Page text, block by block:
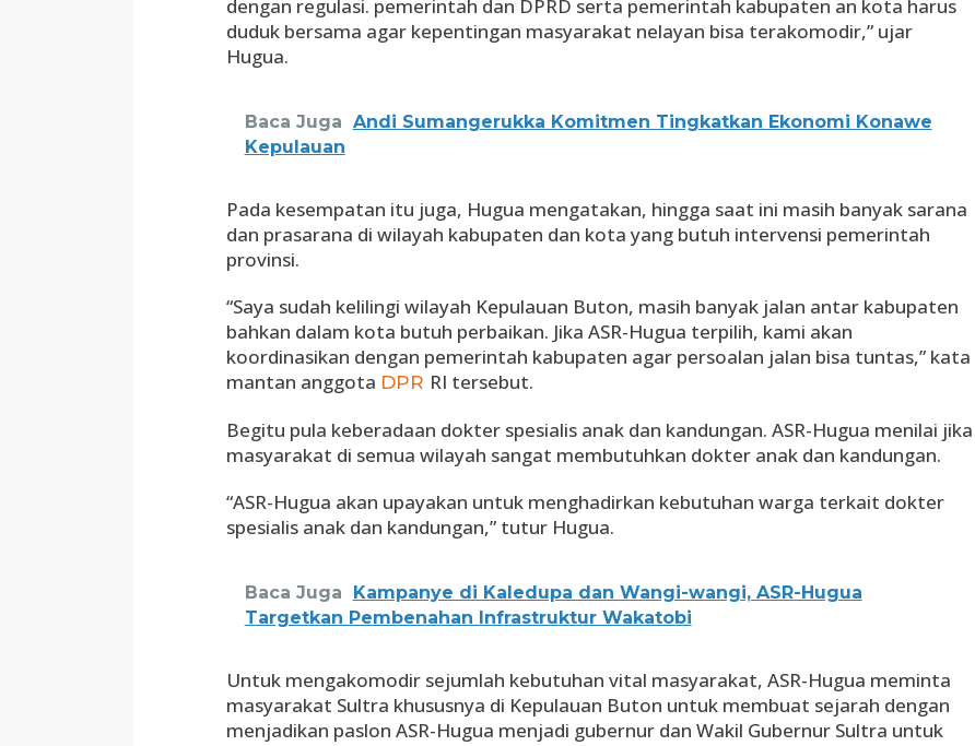
dengan regulasi. pemerintah dan DPRD serta pemerintah kabupaten an kota harus
duduk bersama agar kepentingan masyarakat nelayan bisa terakomodir,” ujar
Hugua.
Baca Juga Andi Sumangerukka Komitmen Tingkatkan Ekonomi Konawe
Kepulauan
Pada kesempatan itu juga, Hugua mengatakan, hingga saat ini masih banyak sarana
dan prasarana di wilayah kabupaten dan kota yang butuh intervensi pemerintah
provinsi.
“Saya sudah kelilingi wilayah Kepulauan Buton, masih banyak jalan antar kabupaten
bahkan dalam kota butuh perbaikan. Jika ASR-Hugua terpilih, kami akan
koordinasikan dengan pemerintah kabupaten agar persoalan jalan bisa tuntas,” kata
mantan anggota DPR RI tersebut.
Begitu pula keberadaan dokter spesialis anak dan kandungan. ASR-Hugua menilai jika
masyarakat di semua wilayah sangat membutuhkan dokter anak dan kandungan.
“ASR-Hugua akan upayakan untuk menghadirkan kebutuhan warga terkait dokter
spesialis anak dan kandungan,” tutur Hugua.
Baca Juga
Kampanye di Kaledupa dan Wangi-wangi, ASR-Hugua
Targetkan Pembenahan Infrastruktur Wakatobi
Untuk mengakomodir sejumlah kebutuhan vital masyarakat, ASR-Hugua meminta
masyarakat Sultra khususnya di Kepulauan Buton untuk membuat sejarah dengan
menjadikan paslon ASR-Hugua menjadi gubernur dan Wakil Gubernur Sultra untuk